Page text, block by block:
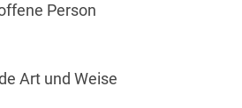
Person
Art und Weise